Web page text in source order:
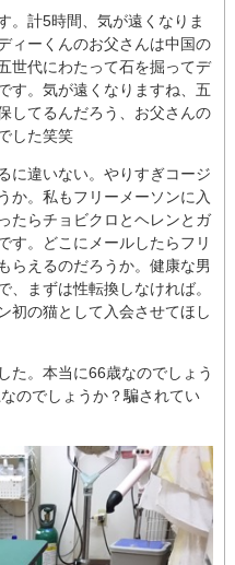
。計5時間、気が遠くなりま
ィーくんのお父さんは中国の
世代にわたって石を掘ってデ
す。気が遠くなりますね、五
してるんだろう、お父さんの
した笑笑
に違いない。やりすぎコージ
か。私もフリーメーソンに入
たらチョビクロとヘレンとガ
す。どこにメールしたらフリ
らえるのだろうか。健康な男
まずは性転換しなければ。
初の猫として入会させてほし
た。本当に66歳なのでしょう
のでしょうか？騙されてい